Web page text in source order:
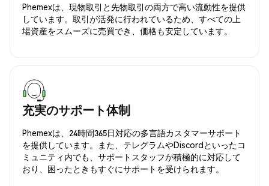
Phemexは、現物取引と先物取引の両方で高い流動性を提供
しています。取引が活発に行われているため、すべての上
場資産をスムーズに売買でき、価格も安定しています。
充実のサポート体制
Phemexは、24時間365日対応の多言語カスタマーサポート
を提供しています。また、テレグラムやDiscordといったコ
ミュニティ内でも、サポートスタッフが積極的に対応して
おり、困ったときもすぐにサポートを受けられます。